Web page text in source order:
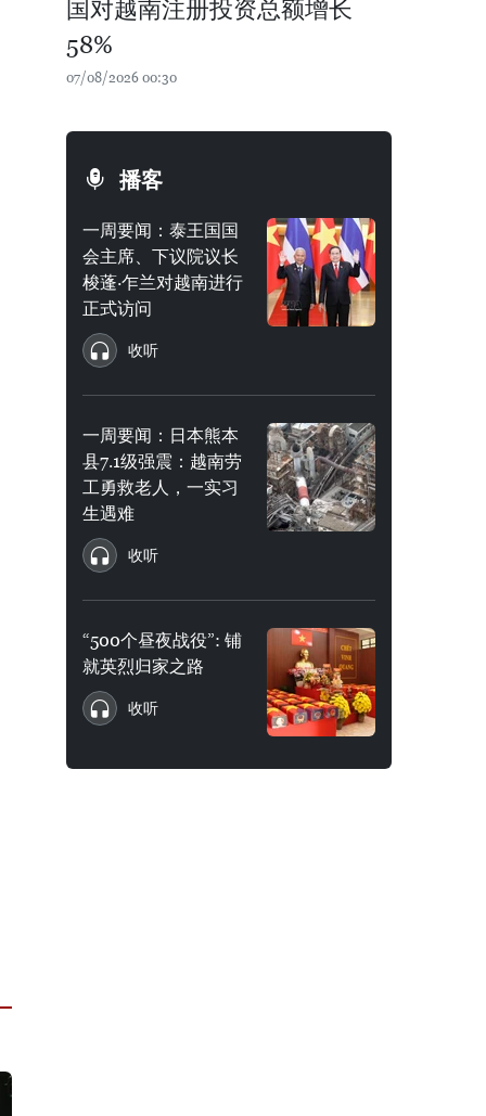
国对越南注册投资总额增长
58%
07/08/2026 00:30
播客
一周要闻：泰王国国
会主席、下议院议长
梭蓬·乍兰对越南进行
正式访问
收听
一周要闻：日本熊本
县7.1级强震：越南劳
工勇救老人，一实习
生遇难
收听
“500个昼夜战役”: 铺
就英烈归家之路
收听